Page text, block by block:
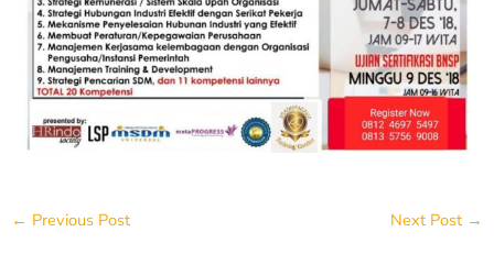
← Previous Post Next Post →